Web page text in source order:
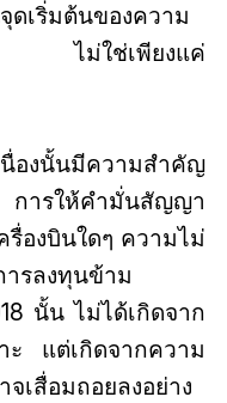
ดเริ่มต้นของความ
ยืน ไม่ใช่เพียงแค่
องนั้นมีความสำคัญ
การให้คำมั่นสัญญา
รื่องบินใดๆ ความไม่
ารลงทุนข้าม
นั้น ไม่ได้เกิดจาก
ะ แต่เกิดจากความ
เสื่อมถอยลงอย่าง